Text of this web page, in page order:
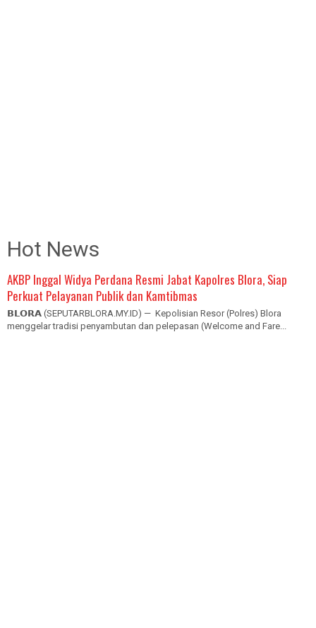
Hot News
AKBP Inggal Widya Perdana Resmi Jabat Kapolres Blora, Siap
Perkuat Pelayanan Publik dan Kamtibmas
𝗕𝗟𝗢𝗥𝗔 (SEPUTARBLORA.MY.ID) — Kepolisian Resor (Polres) Blora
menggelar tradisi penyambutan dan pelepasan (Welcome and Fare...